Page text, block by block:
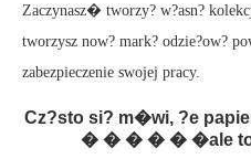
Zaczynasz� tworzy? w?asn?
tworzysz now? mark? odzie?ow?
zabezpieczenie swojej pracy.
Cz?sto si? m�wi, ?e
� � � � � �ale to